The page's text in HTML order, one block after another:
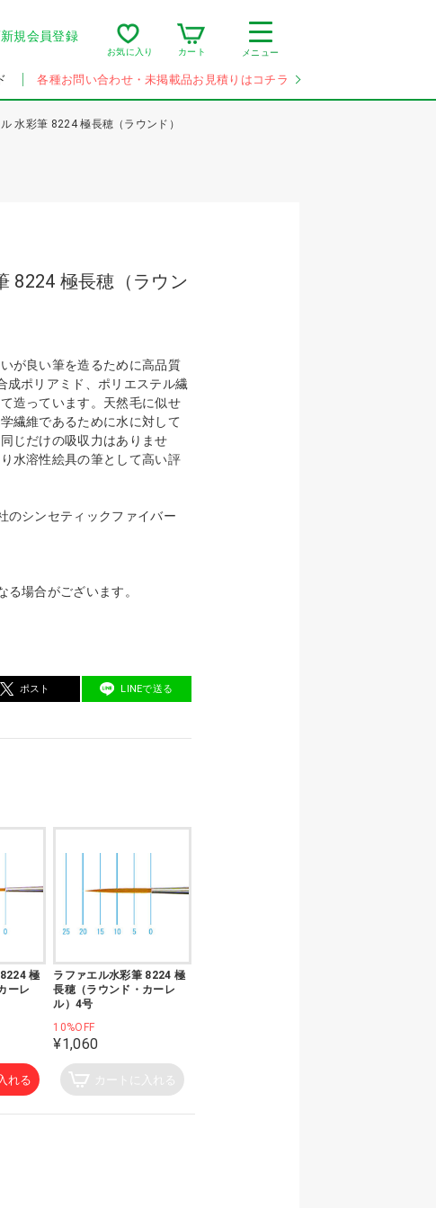
規会員登録
お気に入り カート メニュー
各種お問い合わせ・未掲載品お見積りはコチラ
水彩筆 8224 極長穂（ラウンド）
8224 極長穂（ラウン
が良い筆を造るために高品質
成ポリアミド、ポリエステル繊
造っています。天然毛に似せ
繊維であるために水に対して
じだけの吸収力はありませ
水溶性絵具の筆として高い評
のシンセティックファイバー
場合がございます。
ポスト LINEで送る
極
ーレ
れる
ラファエル水彩筆 8224 極
長穂（ラウンド・カーレ
ル）4号
10%OFF
¥1,060
カートに入れる